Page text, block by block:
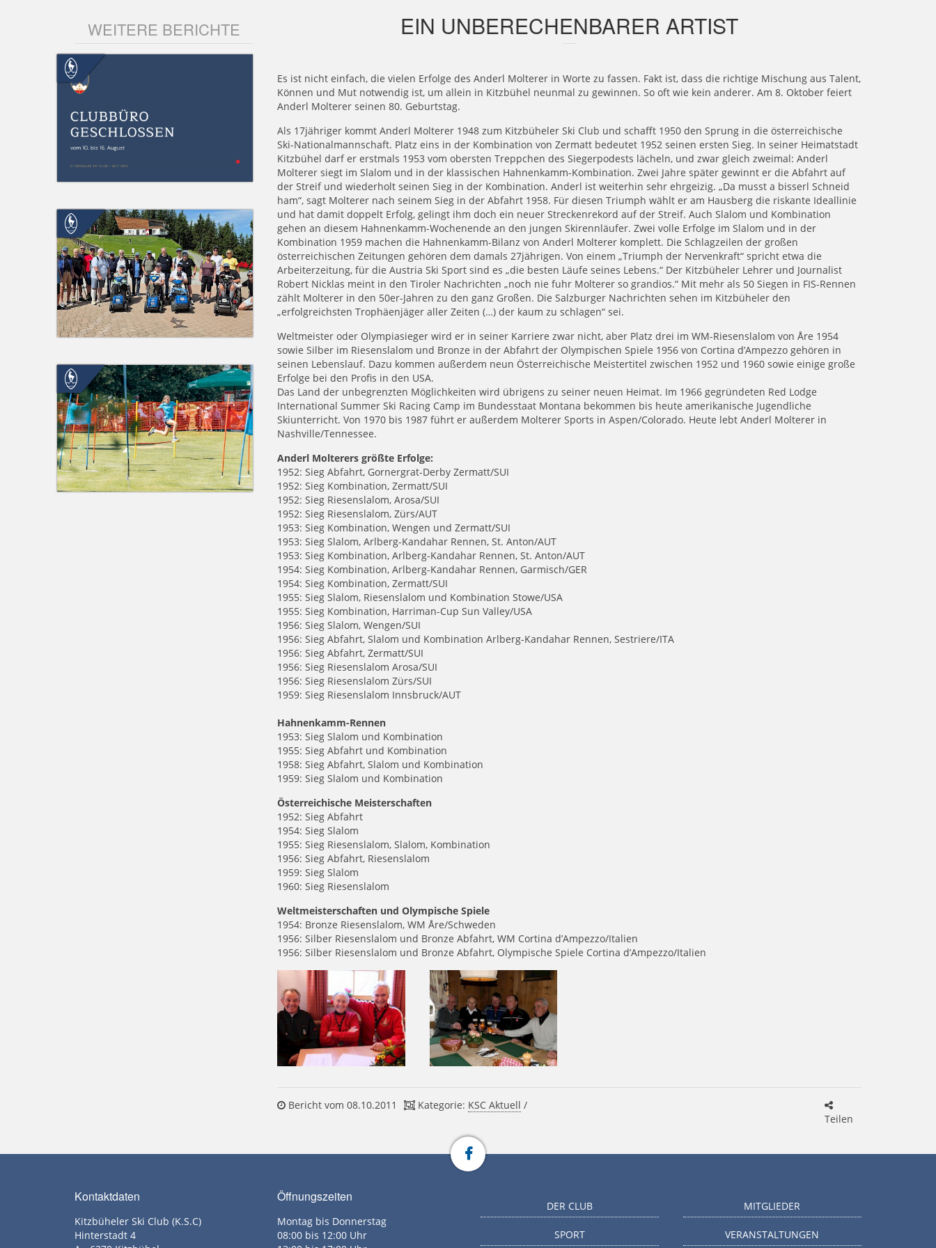
EIN UNBERECHENBARER ARTIST
Es ist nicht einfach, die vielen Erfolge des Anderl Molterer in Worte zu fassen. Fakt ist, dass die richtige Mischung aus Talent,
Können und Mut notwendig ist, um allein in Kitzbühel neunmal zu gewinnen. So oft wie kein anderer. Am 8. Oktober feiert
Anderl Molterer seinen 80. Geburtstag.
Als 17jähriger kommt Anderl Molterer 1948 zum Kitzbüheler Ski Club und schafft 1950 den Sprung in die österreichische
Ski-Nationalmannschaft. Platz eins in der Kombination von Zermatt bedeutet 1952 seinen ersten Sieg. In seiner Heimatstadt
Kitzbühel darf er erstmals 1953 vom obersten Treppchen des Siegerpodests lächeln, und zwar gleich zweimal: Anderl
Molterer siegt im Slalom und in der klassischen Hahnenkamm-Kombination. Zwei Jahre später gewinnt er die Abfahrt auf
der Streif und wiederholt seinen Sieg in der Kombination. Anderl ist weiterhin sehr ehrgeizig. „Da musst a bisserl Schneid
ham“, sagt Molterer nach seinem Sieg in der Abfahrt 1958. Für diesen Triumph wählt er am Hausberg die riskante Ideallinie
und hat damit doppelt Erfolg, gelingt ihm doch ein neuer Streckenrekord auf der Streif. Auch Slalom und Kombination
gehen an diesem Hahnenkamm-Wochenende an den jungen Skirennläufer. Zwei volle Erfolge im Slalom und in der
Kombination 1959 machen die Hahnenkamm-Bilanz von Anderl Molterer komplett. Die Schlagzeilen der großen
österreichischen Zeitungen gehören dem damals 27jährigen. Von einem „Triumph der Nervenkraft“ spricht etwa die
Arbeiterzeitung, für die Austria Ski Sport sind es „die besten Läufe seines Lebens.“ Der Kitzbüheler Lehrer und Journalist
Robert Nicklas meint in den Tiroler Nachrichten „noch nie fuhr Molterer so grandios.“ Mit mehr als 50 Siegen in FIS-Rennen
zählt Molterer in den 50er-Jahren zu den ganz Großen. Die Salzburger Nachrichten sehen im Kitzbüheler den
„erfolgreichsten Trophäenjäger aller Zeiten (…) der kaum zu schlagen“ sei.
Weltmeister oder Olympiasieger wird er in seiner Karriere zwar nicht, aber Platz drei im WM-Riesenslalom von Åre 1954
sowie Silber im Riesenslalom und Bronze in der Abfahrt der Olympischen Spiele 1956 von Cortina d’Ampezzo gehören in
seinen Lebenslauf. Dazu kommen außerdem neun Österreichische Meistertitel zwischen 1952 und 1960 sowie einige große
Erfolge bei den Profis in den USA.
Das Land der unbegrenzten Möglichkeiten wird übrigens zu seiner neuen Heimat. Im 1966 gegründeten Red Lodge
International Summer Ski Racing Camp im Bundesstaat Montana bekommen bis heute amerikanische Jugendliche
Skiunterricht. Von 1970 bis 1987 führt er außerdem Molterer Sports in Aspen/Colorado. Heute lebt Anderl Molterer in
Nashville/Tennessee.
Anderl Molterers größte Erfolge:
1952: Sieg Abfahrt, Gornergrat-Derby Zermatt/SUI
1952: Sieg Kombination, Zermatt/SUI
1952: Sieg Riesenslalom, Arosa/SUI
1952: Sieg Riesenslalom, Zürs/AUT
1953: Sieg Kombination, Wengen und Zermatt/SUI
1953: Sieg Slalom, Arlberg-Kandahar Rennen, St. Anton/AUT
1953: Sieg Kombination, Arlberg-Kandahar Rennen, St. Anton/AUT
1954: Sieg Kombination, Arlberg-Kandahar Rennen, Garmisch/GER
1954: Sieg Kombination, Zermatt/SUI
1955: Sieg Slalom, Riesenslalom und Kombination Stowe/USA
1955: Sieg Kombination, Harriman-Cup Sun Valley/USA
1956: Sieg Slalom, Wengen/SUI
1956: Sieg Abfahrt, Slalom und Kombination Arlberg-Kandahar Rennen, Sestriere/ITA
1956: Sieg Abfahrt, Zermatt/SUI
1956: Sieg Riesenslalom Arosa/SUI
1956: Sieg Riesenslalom Zürs/SUI
1959: Sieg Riesenslalom Innsbruck/AUT
Hahnenkamm-Rennen
1953: Sieg Slalom und Kombination
1955: Sieg Abfahrt und Kombination
1958: Sieg Abfahrt, Slalom und Kombination
1959: Sieg Slalom und Kombination
Österreichische Meisterschaften
1952: Sieg Abfahrt
1954: Sieg Slalom
1955: Sieg Riesenslalom, Slalom, Kombination
1956: Sieg Abfahrt, Riesenslalom
1959: Sieg Slalom
1960: Sieg Riesenslalom
Weltmeisterschaften und Olympische Spiele
1954: Bronze Riesenslalom, WM Åre/Schweden
1956: Silber Riesenslalom und Bronze Abfahrt, WM Cortina d’Ampezzo/Italien
1956: Silber Riesenslalom und Bronze Abfahrt, Olympische Spiele Cortina d’Ampezzo/Italien
Bericht vom 08.10.2011 Kategorie: KSC Aktuell /
Teilen
WEITERE BERICHTE
Kontaktdaten
Kitzbüheler Ski Club (K.S.C)
Hinterstadt 4
Öffnungszeiten
Montag bis Donnerstag
08:00 bis 12:00 Uhr
DER CLUB
SPORT
MITGLIEDER
VERANSTALTUNGEN